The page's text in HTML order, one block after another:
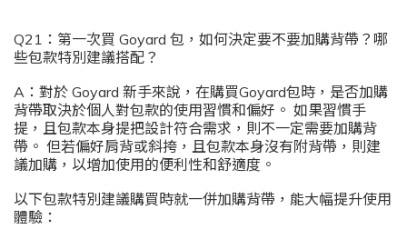
Q21：第一次買 Goyard 包，如何決定要不要加購背帶？哪
些包款特別建議搭配？
A：對於 Goyard 新手來說，在購買Goyard包時，是否加購
背帶取決於個人對包款的使用習慣和偏好。 如果習慣手
提，且包款本身提把設計符合需求，則不一定需要加購背
帶。 但若偏好肩背或斜挎，且包款本身沒有附背帶，則建
議加購，以增加使用的便利性和舒適度。
以下包款特別建議購買時就一併加購背帶，能大幅提升使用
體驗：